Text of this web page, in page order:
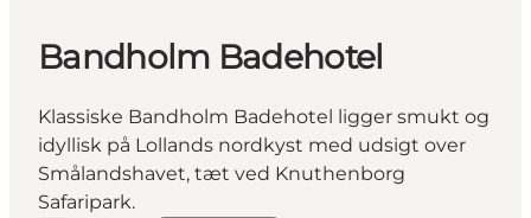
Bandholm Badehotel
Klassiske Bandholm Badehotel ligger smukt og
idyllisk på Lollands nordkyst med udsigt over
Smålandshavet, tæt ved Knuthenborg
Safaripark.